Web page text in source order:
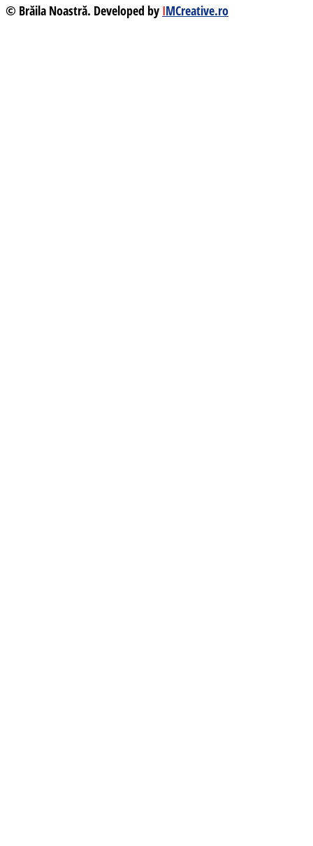
© Brăila Noastră. Developed by IMCreative.ro